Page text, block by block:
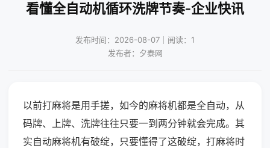
看懂全自动机循环洗牌节奏-企业快讯
发布时间：2026-08-07｜阅读：1
发布者：夕泰网
以前打麻将是用手搓，如今的麻将机都是全自动，从
码牌、上牌、洗牌往往只要一到两分钟就会完成。其
实自动麻将机有破绽，只要懂得了这破绽，打麻将时